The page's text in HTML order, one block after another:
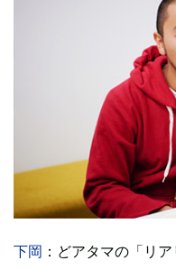
下岡 ：どアタマの「リ